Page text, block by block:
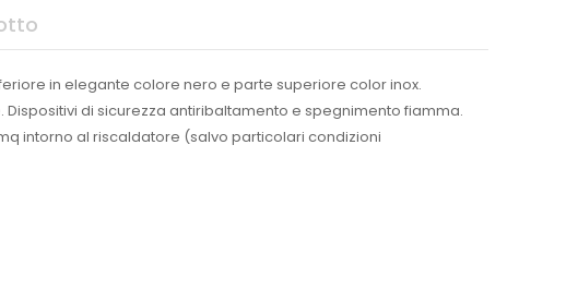
in elegante colore nero e parte superiore color inox.
di sicurezza antiribaltamento e spegnimento fiamma.
intorno al riscaldatore (salvo particolari condizioni